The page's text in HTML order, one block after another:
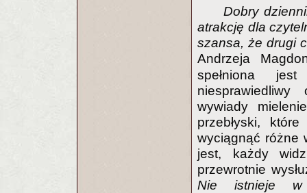
Dobry
atrakcję dla
szansa, że drugi
Andrzeja
spełniona
wywiady
przebłyski,
wyciągnąć różne
jest, każdy
przewrotnie
Nie istnieje w